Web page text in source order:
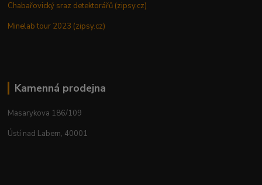
Chabařovický sraz detektorářů (zipsy.cz)
Minelab tour 2023 (zipsy.cz)
Kamenná prodejna
Masarykova 186/109
Ústí nad Labem, 40001